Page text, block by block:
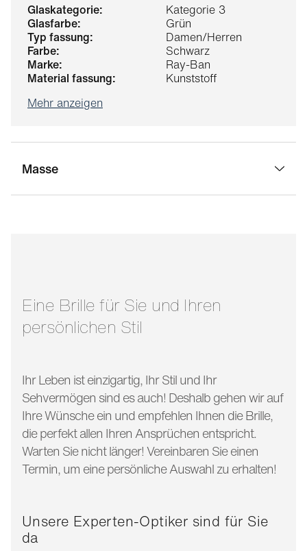
glaskategorie:
Kategorie 3
glasfarbe:
Grün
typ fassung:
Damen/Herren
farbe:
Schwarz
marke:
Ray-Ban
material fassung:
Kunststoff
Mehr anzeigen
Masse
Eine Brille für Sie und Ihren
persönlichen Stil
Ihr Leben ist einzigartig, Ihr Stil und Ihr
Sehvermögen sind es auch! Deshalb gehen wir auf
Ihre Wünsche ein und empfehlen Ihnen die Brille,
die perfekt allen Ihren Ansprüchen entspricht.
Warten Sie nicht länger! Vereinbaren Sie einen
Termin, um eine persönliche Auswahl zu erhalten!
Unsere Experten-Optiker sind für Sie
da